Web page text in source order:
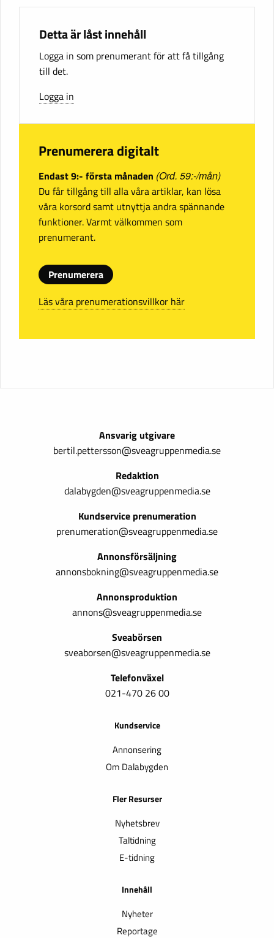
Detta är låst innehåll
Logga in som prenumerant för att få tillgång
till det.
Logga in
Prenumerera digitalt
Endast 9:- första månaden (Ord. 59:-/mån)
Du får tillgång till alla våra artiklar, kan lösa
våra korsord samt utnyttja andra spännande
funktioner. Varmt välkommen som
prenumerant.
Prenumerera
Läs våra prenumerationsvillkor här
Ansvarig utgivare
bertil.pettersson@sveagruppenmedia.se
Redaktion
dalabygden@sveagruppenmedia.se
Kundservice prenumeration
prenumeration@sveagruppenmedia.se
Annonsförsäljning
annonsbokning@sveagruppenmedia.se
Annonsproduktion
annons@sveagruppenmedia.se
Sveabörsen
sveaborsen@sveagruppenmedia.se
Telefonväxel
021-470 26 00
Kundservice
Annonsering
Om Dalabygden
Fler Resurser
Nyhetsbrev
Taltidning
E-tidning
Innehåll
Nyheter
Reportage